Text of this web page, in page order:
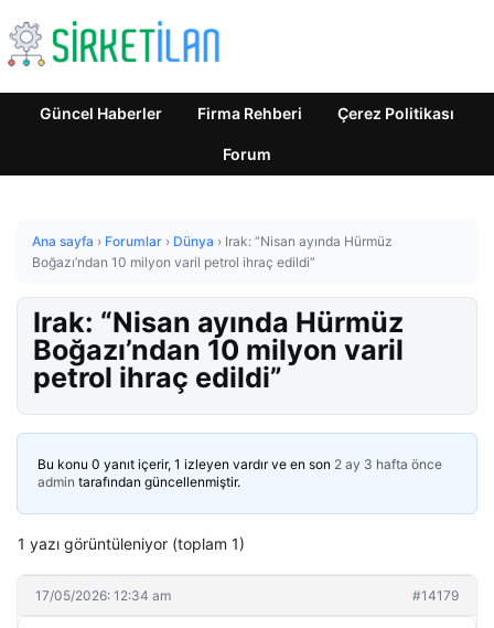
Güncel Haberler Firma Rehberi Çerez Politikası
Forum
Ana sayfa › Forumlar › Dünya › Irak: “Nisan ayında Hürmüz
Boğazı’ndan 10 milyon varil petrol ihraç edildi”
Irak: “Nisan ayında Hürmüz
Boğazı’ndan 10 milyon varil
petrol ihraç edildi”
Bu konu 0 yanıt içerir, 1 izleyen vardır ve en son 2 ay 3 hafta önce
admin tarafından güncellenmiştir.
1 yazı görüntüleniyor (toplam 1)
17/05/2026: 12:34 am #14179